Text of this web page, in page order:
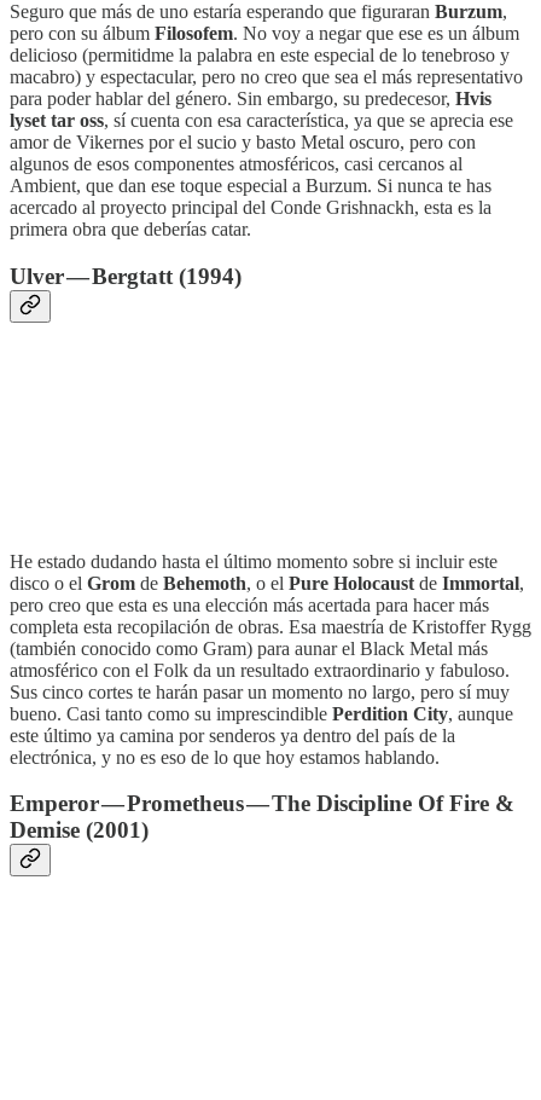
Seguro que más de uno estaría esperando que figuraran Burzum,
pero con su álbum Filosofem. No voy a negar que ese es un álbum
delicioso (permitidme la palabra en este especial de lo tenebroso y
macabro) y espectacular, pero no creo que sea el más representativo
para poder hablar del género. Sin embargo, su predecesor, Hvis
lyset tar oss, sí cuenta con esa característica, ya que se aprecia ese
amor de Vikernes por el sucio y basto Metal oscuro, pero con
algunos de esos componentes atmosféricos, casi cercanos al
Ambient, que dan ese toque especial a Burzum. Si nunca te has
acercado al proyecto principal del Conde Grishnackh, esta es la
primera obra que deberías catar.
Ulver — Bergtatt (1994)
He estado dudando hasta el último momento sobre si incluir este
disco o el Grom de Behemoth, o el Pure Holocaust de Immortal,
pero creo que esta es una elección más acertada para hacer más
completa esta recopilación de obras. Esa maestría de Kristoffer Rygg
(también conocido como Gram) para aunar el Black Metal más
atmosférico con el Folk da un resultado extraordinario y fabuloso.
Sus cinco cortes te harán pasar un momento no largo, pero sí muy
bueno. Casi tanto como su imprescindible Perdition City, aunque
este último ya camina por senderos ya dentro del país de la
electrónica, y no es eso de lo que hoy estamos hablando.
Emperor — Prometheus — The Discipline Of Fire &
Demise (2001)